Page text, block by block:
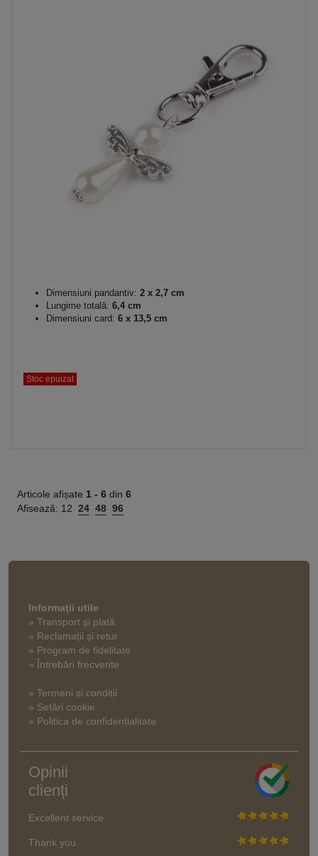
Dimensiuni pandantiv: 2 x 2,7 cm
Lungime totală: 6,4 cm
Dimensiuni card: 6 x 13,5 cm
Stoc epuizat
Articole afișate 1 - 6 din 6
Afisează: 12 24 48 96
Informaţii utile
» Transport și plată
» Reclamații și retur
» Program de fidelitate
» Întrebări frecvente
» Termeni și condiții
» Setări cookie
» Politica de confidențialitate
Opinii
clienți
Excellent service
Thank you.